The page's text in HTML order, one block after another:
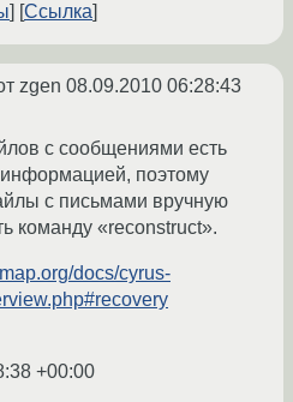
Ссылка
zgen 08.09.2010 06:28:43
с сообщениями есть
поэтому
с письмами вручную
команду «reconstruct».
docs/cyrus-
+00:00